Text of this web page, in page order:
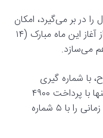
در بر می‌گیرد، امکان
مکالمه نامحدود با ۵ شماره همراه اولی را از آغاز این ماه مبارک (۱۴
با شماره گیری
کددستوری «ستاره ۱۰ ستاره ۴۳ مربع» و تنها با پرداخت ۴۹۰۰
تومان، فرصت مکالمه نامحدود در این بازه زمانی را با ۵ شماره